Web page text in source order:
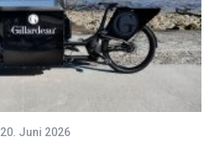
20. Juni 2026